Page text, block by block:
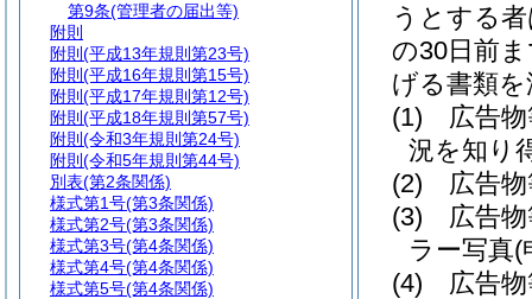
うとする
の30日前
げる書類
(1)
広告
況を知り
(2)
広告
(3)
広告
ラー写真(
(4)
広告
第9条(管理者の届出等)
附則
附則 (平成13年規則第23号)
附則 (平成16年規則第15号)
附則 (平成17年規則第12号)
附則 (平成18年規則第57号)
附則 (令和3年規則第24号)
附則 (令和5年規則第44号)
別表(第2条関係)
様式第1号(第3条関係)
様式第2号(第3条関係)
様式第3号(第4条関係)
様式第4号(第4条関係)
様式第5号(第4条関係)